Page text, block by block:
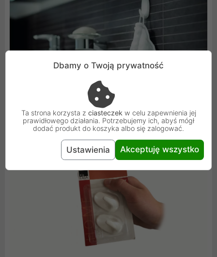
Dbamy o Twoją prywatność
Ta strona korzysta z ciasteczek w celu zapewnienia jej
prawidłowego działania. Potrzebujemy ich, abyś mógł
dodać produkt do koszyka albo się zalogować.
Ustawienia Akceptuję wszystko